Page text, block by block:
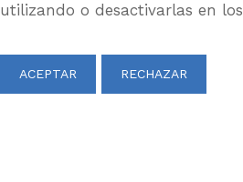
utilizando o desactivarlas en los
ACEPTAR RECHAZAR